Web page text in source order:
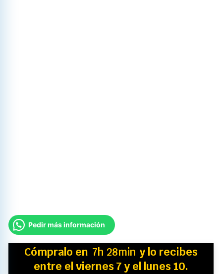
Pedir más información
Cómpralo en 7h 28min y lo recibes
entre el viernes 7 y el lunes 10.